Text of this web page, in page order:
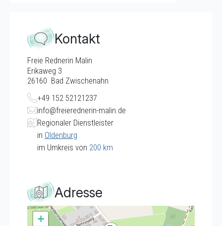
Kontakt
Freie Rednerin Malin
Erikaweg 3
26160 Bad Zwischenahn
+49 152 52121237
info@freierednerin-malin.de
Regionaler Dienstleister
in Oldenburg
im Umkreis von 200 km
Adresse
+